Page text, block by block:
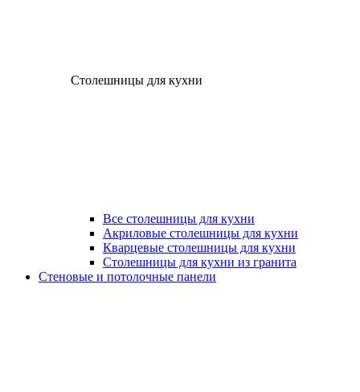
Столешницы для кухни
Все столешницы для кухни
Акриловые столешницы для кухни
Кварцевые столешницы для кухни
Столешницы для кухни из гранита
Стеновые и потолочные панели